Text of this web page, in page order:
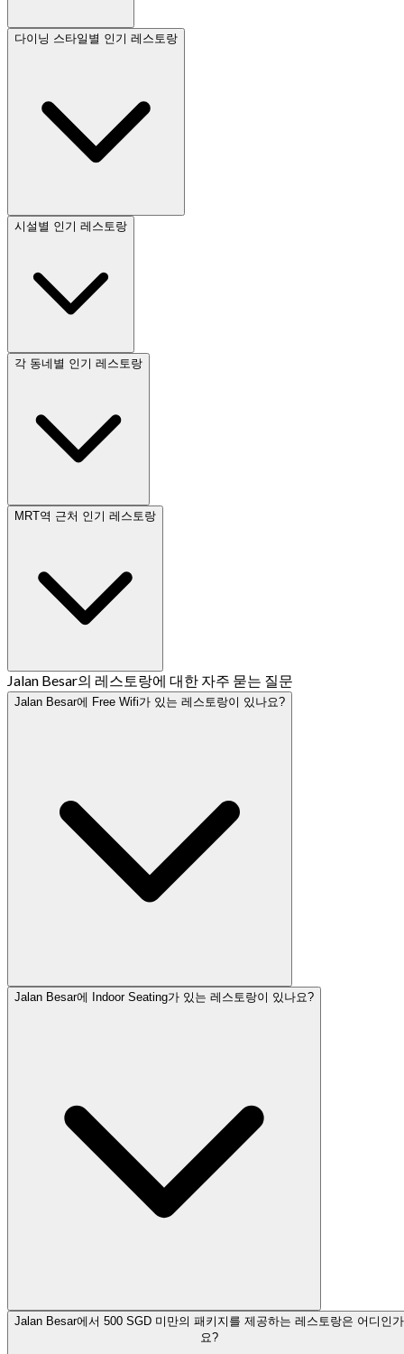
다이닝 스타일별 인기 레스토랑
시설별 인기 레스토랑
각 동네별 인기 레스토랑
MRT역 근처 인기 레스토랑
Jalan Besar의 레스토랑에 대한 자주 묻는 질문
Jalan Besar에 Free Wifi가 있는 레스토랑이 있나요?
Jalan Besar에 Indoor Seating가 있는 레스토랑이 있나요?
Jalan Besar에서 500 SGD 미만의 패키지를 제공하는 레스토랑은 어디인가
요?